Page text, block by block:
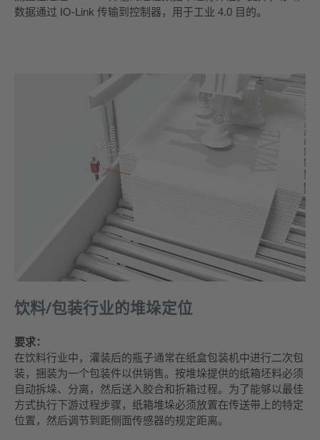
数据通过 IO-Link 传输到控制器，用于工业 4.0 目的。
饮料/包装行业的堆垛定位
要求：
在饮料行业中，灌装后的瓶子通常在纸盒包装机中进行二次包
装，捆装为一个包装件以供销售。按堆垛提供的纸箱坯料必须
自动拆垛、分离，然后送入胶合和折箱过程。为了能够以最佳
方式执行下游过程步骤，纸箱堆垛必须放置在传送带上的特定
位置，然后调节到距侧面传感器的规定距离。